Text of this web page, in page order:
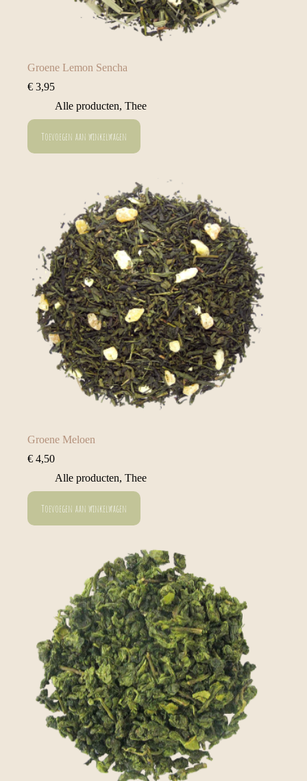
Groene Lemon Sencha
€ 3,95
Alle producten, Thee
Toevoegen aan winkelwagen
Groene Meloen
€ 4,50
Alle producten, Thee
Toevoegen aan winkelwagen